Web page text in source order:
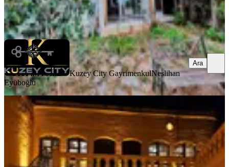
Kuzey City GayrimenkulNeslihan Eyüboğlu
Ara
Kuzey City GayrimenkulNeslihan
Eyüboğlu
Ara
MANZARALI
İlkevim'den Beykapısı'nda 3 Odalı
Satılık Tarihi Butik Otel
Şanlıurfa, Eyyübiye
2+1·160 m²·09.07.2026